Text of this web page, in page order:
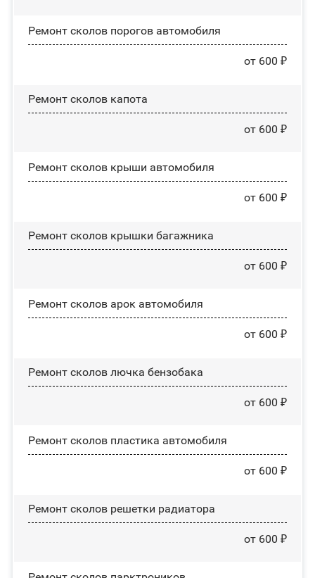
Ремонт сколов порогов автомобиля
от 600 ₽
Ремонт сколов капота
от 600 ₽
Ремонт сколов крыши автомобиля
от 600 ₽
Ремонт сколов крышки багажника
от 600 ₽
Ремонт сколов арок автомобиля
от 600 ₽
Ремонт сколов лючка бензобака
от 600 ₽
Ремонт сколов пластика автомобиля
от 600 ₽
Ремонт сколов решетки радиатора
от 600 ₽